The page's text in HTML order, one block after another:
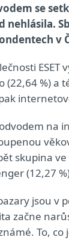
se
nehlásila.
v
(22,64 %) a
na
skupina
(12,27
jsou v
začne
To,